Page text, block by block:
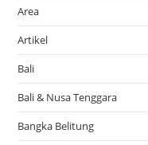
Area
Artikel
Bali
Bali & Nusa Tenggara
Bangka Belitung